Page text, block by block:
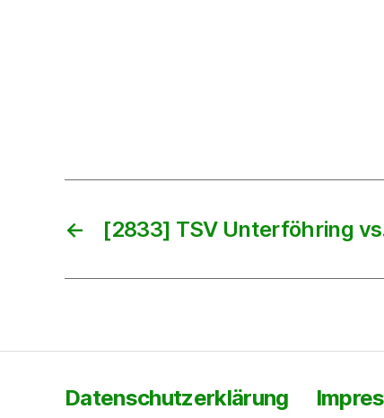
← [2833] TSV Unterföhring
Datenschutzerklärung